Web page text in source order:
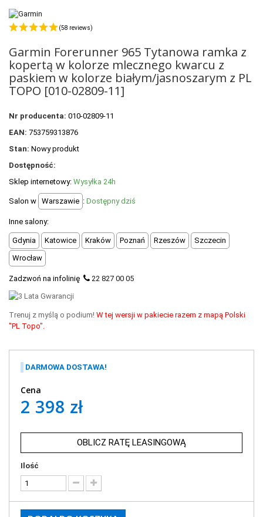
OUTLET
+
(58 reviews)
Garmin Forerunner 965 Tytanowa ramka z
kopertą w kolorze mlecznego kwarcu z
paskiem w kolorze białym/jasnoszarym z PL
TOPO [010-02809-11]
Nr producenta: 010-02809-11
EAN: 753759313876
Stan: Nowy produkt
Dostępność:
Sklep internetowy: Wysyłka 24h
Salon w Warszawie : Dostępny dziś
Inne salony:
Gdynia Katowice Kraków Poznań Rzeszów
Szczecin
Wrocław
Zadzwoń na infolinię 22 827 00 05
Trenuj z myślą o podium! W tej wersji w pakiecie razem z mapą Polski
"PL Topo".
DARMOWA DOSTAWA!
Cena
2 398 zł
OBLICZ RATĘ LEASINGOWĄ
Ilość